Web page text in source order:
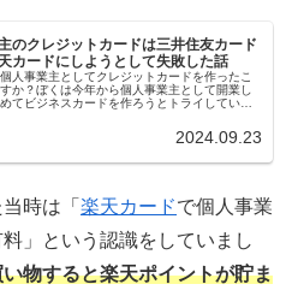
のクレジットカードは三井住友カード
カードにしようとして失敗した話
人事業主としてクレジットカードを作ったこ
か？ぼくは今年から個人事業主として開業し
てビジネスカードを作ろうとトライしていま
2024.09.23
時は「 楽天カードで個人事業
」という認識をしていまし
物すると楽天ポイントが貯ま